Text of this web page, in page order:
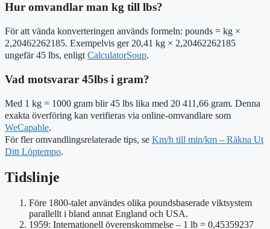
Hur omvandlar man kg till lbs?
För att vända konverteringen används formeln: pounds = kg ×
2,20462262185. Exempelvis ger 20,41 kg × 2,20462262185
ungefär 45 lbs, enligtCalculatorSoup.
Vad motsvarar 45lbs i gram?
Med 1 kg = 1000 gram blir 45 lbs lika med 20 411,66 gram. Denna
exakta överföring kan verifieras via online-omvandlare som
WeCapable.
För fler omvandlingsrelaterade tips, se Km/h till min/km – Räkna Ut
Ditt Löptempo.
Tidslinje
Före 1800-talet användes olika poundsbaserade viktsystem
parallellt i bland annat England och USA.
1959: Internationell överenskommelse – 1 lb = 0,45359237